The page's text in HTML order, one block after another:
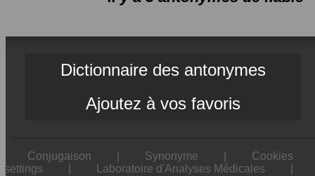
Dictionnaire des antonymes
Ajoutez à vos favoris
Conjugaison Synonyme
Cookies
settings
Laboratoire d'Analyses Médicales